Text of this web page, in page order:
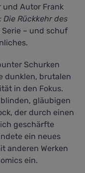
und Autor Frank
Die Rückkehr des
Serie – und schuf
Schurken
dunklen, brutalen
in den Fokus.
gläubigen
der durch einen
geschärfte
ein neues
anderen Werken
ein.